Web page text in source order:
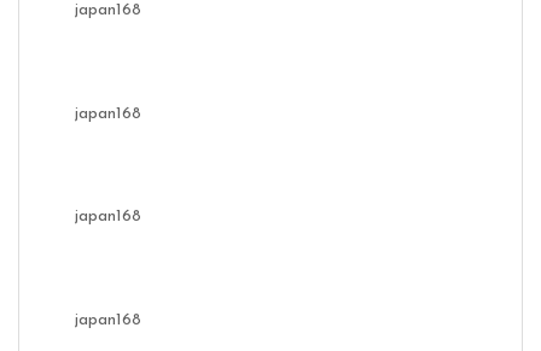
japan168
japan168
japan168
japan168